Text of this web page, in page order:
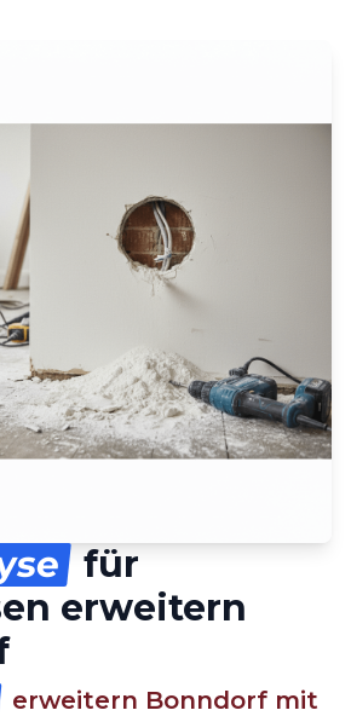
für
erweitern
erweitern Bonndorf mit